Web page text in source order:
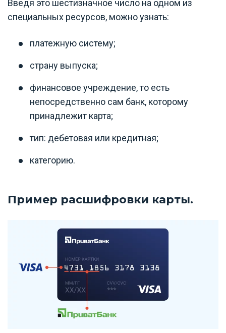
Введя это шестизначное число на одном из
специальных ресурсов, можно узнать:
платежную систему;
страну выпуска;
финансовое учреждение, то есть
непосредственно сам банк, которому
принадлежит карта;
тип: дебетовая или кредитная;
категорию.
Пример расшифровки карты.